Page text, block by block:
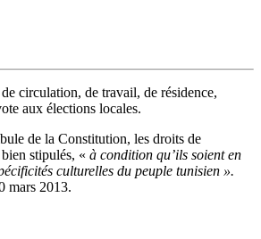
circulation, de travail, de résidence,
aux élections locales.
de la Constitution, les droits de
stipulés, « à condition qu’ils soient en
culturelles du peuple tunisien ».
mars 2013.